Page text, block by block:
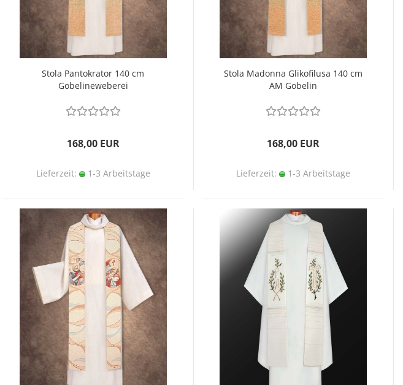
Stola Pantokrator 140 cm
Gobelineweberei
168,00 EUR
Lieferzeit: 1-3 Arbeitstage
Stola Madonna Glikofilusa 140 cm
AM Gobelin
168,00 EUR
Lieferzeit: 1-3 Arbeitstage